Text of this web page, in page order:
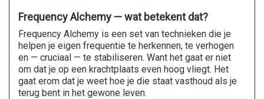
Frequency Alchemy — wat betekent dat?
Frequency Alchemy is een set van technieken die je
helpen je eigen frequentie te herkennen, te verhogen
en — cruciaal — te stabiliseren. Want het gaat er niet
om dat je op een krachtplaats even hoog vliegt. Het
gaat erom dat je weet hoe je die staat vasthoud als je
terug bent in het gewone leven.